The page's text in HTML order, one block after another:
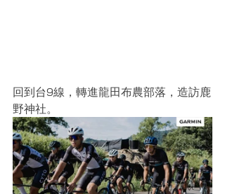
回到台9線，轉進龍田布農部落，造訪鹿
野神社。